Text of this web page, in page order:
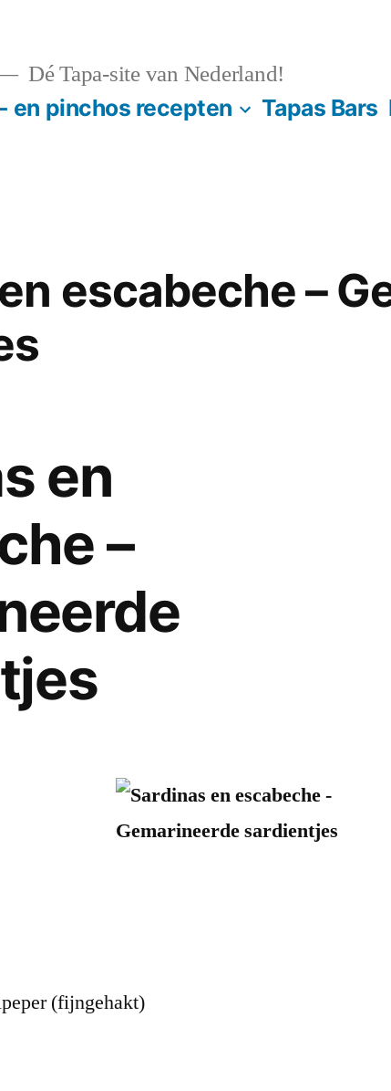
Dé Tapa-site van Nederland!
en pinchos recepten Tapas Bars
escabeche –
en
–
(fijngehakt)